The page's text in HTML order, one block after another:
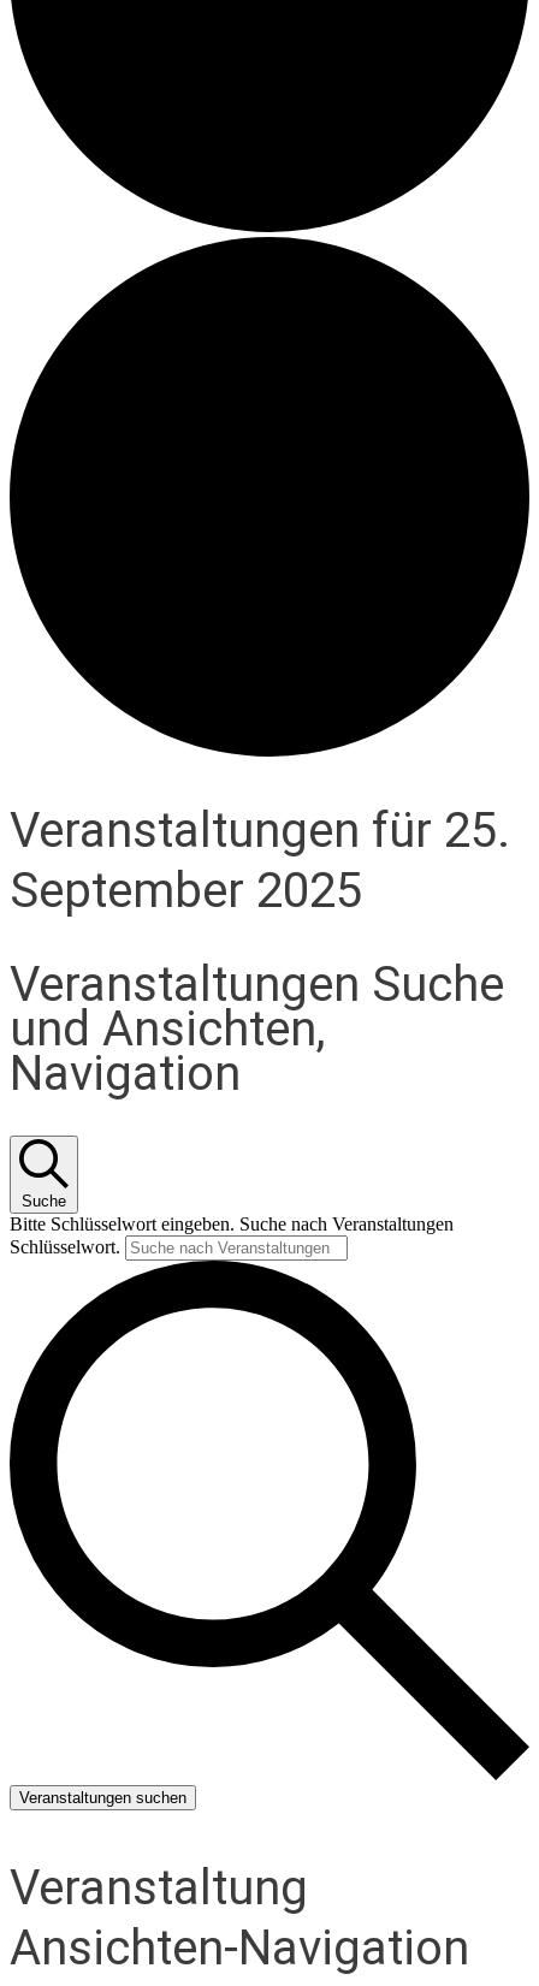
Veranstaltungen für 25.
September 2025
Veranstaltungen Suche
und Ansichten,
Navigation
Suche
Bitte Schlüsselwort eingeben. Suche nach Veranstaltungen
Schlüsselwort.
Veranstaltungen suchen
Veranstaltung
Ansichten-Navigation